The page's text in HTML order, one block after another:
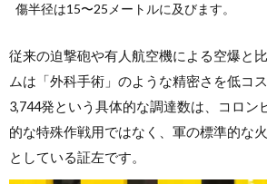
傷半径は15〜25メートルに及びます。
従来の迫撃砲や有人航空機による空爆と
ムは「外科手術」のような精密さを低コ
3,744発という具体的な調達数は、コロン
的な特殊作戦用ではなく、軍の標準的な
としている証左です。